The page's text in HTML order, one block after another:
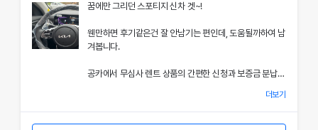
돋보여 제게 잊지 못할 기억으로 남았으며, 이 만족스러운
와주었어요.
쏘나타의 우아한 디자인과 최신 편의 기능, 그리고 안전장
치에 대한 상세한 설명은 제 기대 이상이었으며, 전 과정에
어요.
도 공카를 우선적으로 이용하게 만들 정도로 만족스러웠으
꿈에만 그리던 스포티지 신차 겟~!
웬만하면 후기같은건 잘 안남기는 편인데, 도움될까하여 남
겨봅니다.
공카에서 무심사 렌트 상품의 간편한 신청과 보증금 분납,
차량 인수 시 이준호 담당자님께서 따뜻하면서도 세심하게
더보기
회사는 개인정보처리방침을 통하여 고객님께서 제공하시는 개인정보
가 어떠한 용도와 방식으로 이용되고 있으며, 개인정보보호를 위해 어
떠한 조치가 취해지고 있는지 알려드립니다.
회사는 개인정보처리방침을 개정하는 경우 웹사이트 공지사항(또는